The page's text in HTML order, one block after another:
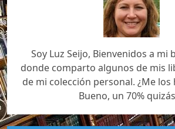
Soy Luz Seijo, Bienvenidos a mi
donde comparto algunos de mis
de mi colección personal. ¿Me los
Bueno, un 70%